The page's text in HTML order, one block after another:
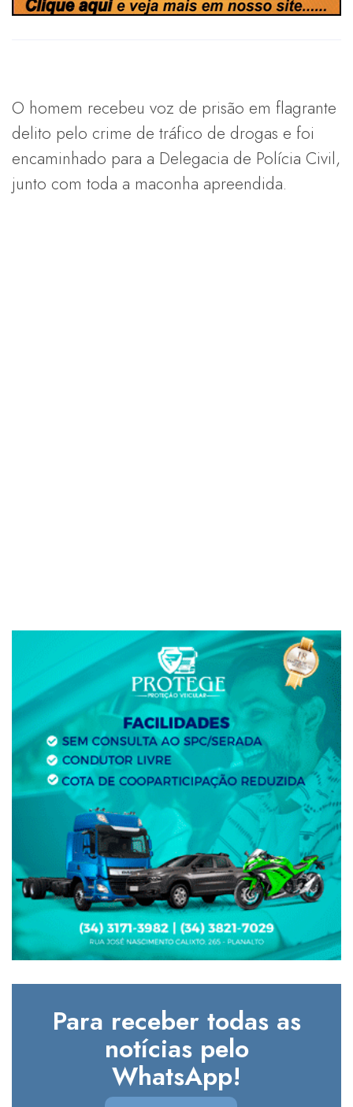
O homem recebeu voz de prisão em flagrante
delito pelo crime de tráfico de drogas e foi
encaminhado para a Delegacia de Polícia Civil,
junto com toda a maconha apreendida.
Para receber todas as
notícias pelo
WhatsApp!